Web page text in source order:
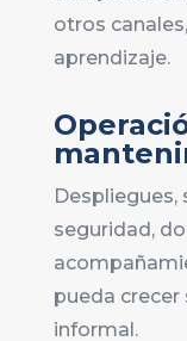
otros
aprendizaje.
Despliegues,
seguridad,
pueda
informal.